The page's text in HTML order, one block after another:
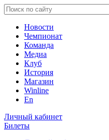
Новости
Чемпионат
Команда
Медиа
Клуб
История
Магазин
Winline
En
Личный кабинет
Билеты